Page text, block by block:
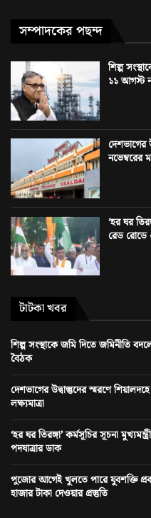
সম্পাদকের পছন্দ
শিল্প
১১ আগস্ট
দেশভাগের
নভেম্বরের
‘হর ঘর
রেড রোডে
টাটকা খবর
শিল্প সংস্থাকে জমি দিতে জমিনীতি
বৈঠক
দেশভাগের উদ্বাস্তুদের স্মরণে
লক্ষ্যমাত্রা
‘হর ঘর তিরঙ্গা’ কর্মসূচির সূচনা
পদযাত্রার ডাক
পুজোর আগেই খুলতে পারে যুবশক্তি
হাজার টাকা দেওয়ার প্রস্তুতি